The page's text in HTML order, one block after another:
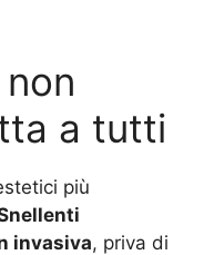
a tutti
più
invasiva, priva di